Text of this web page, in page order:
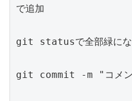
で追加
git statusで全部緑にな
git commit -m "コメ